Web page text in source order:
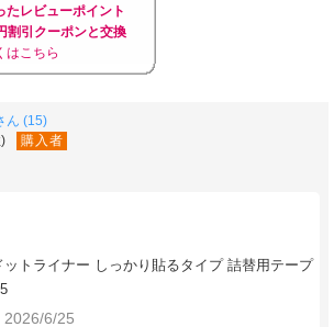
たレビューポイント
割引クーポンと交換
はこちら
ん (15)
購入者
トライナー しっかり貼るタイプ 詰替用テープ
2026/6/25